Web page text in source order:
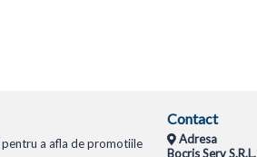
pentru a afla de promotiile
Contact
Adresa
Bocris Serv S.R.L.